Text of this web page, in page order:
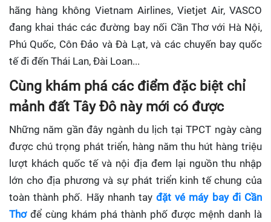
hãng hàng không Vietnam Airlines, Vietjet Air, VASCO
đang khai thác các đường bay nối Cần Thơ với Hà Nội,
Phú Quốc, Côn Đảo và Đà Lạt, và các chuyến bay quốc
tế đi đến Thái Lan, Đài Loan...
Cùng khám phá các điểm đặc biệt chỉ
mảnh đất Tây Đô này mới có được
Những năm gần đây ngành du lịch tại TPCT ngày càng
được chú trọng phát triển, hàng năm thu hút hàng triệu
lượt khách quốc tế và nội địa đem lại nguồn thu nhập
lớn cho địa phương và sự phát triển kinh tế chung của
toàn thành phố. Hãy nhanh tayđặt vé máy bay đi Cần
Thơđể cùng khám phá thành phố được mệnh danh là